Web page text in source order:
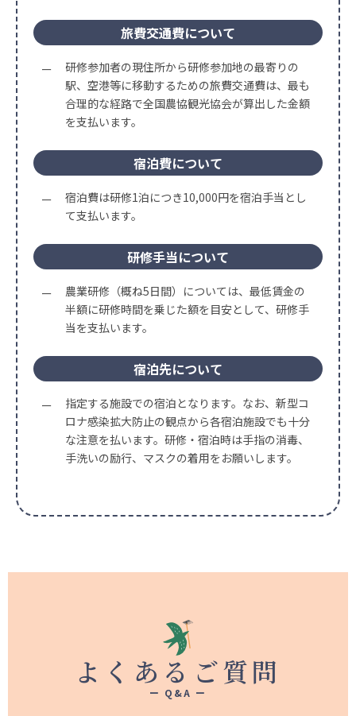
旅費交通費について
研修参加者の現住所から研修参加地の最寄りの
駅、空港等に移動するための旅費交通費は、最も
合理的な経路で全国農協観光協会が算出した金額
を支払います。
宿泊費について
宿泊費は研修1泊につき10,000円を宿泊手当とし
て支払います。
研修手当について
農業研修（概ね5日間）については、最低賃金の
半額に研修時間を乗じた額を目安として、研修手
当を支払います。
宿泊先について
指定する施設での宿泊となります。なお、新型コ
ロナ感染拡大防止の観点から各宿泊施設でも十分
な注意を払います。研修・宿泊時は手指の消毒、
手洗いの励行、マスクの着用をお願いします。
よくあるご質問
ー Q&A ー